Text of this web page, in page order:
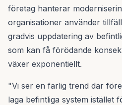
företag hanterar
organisationer använder
gradvis uppdatering av
som kan få förödande
växer exponentiellt.
"Vi ser en farlig trend där
laga befintliga system istället